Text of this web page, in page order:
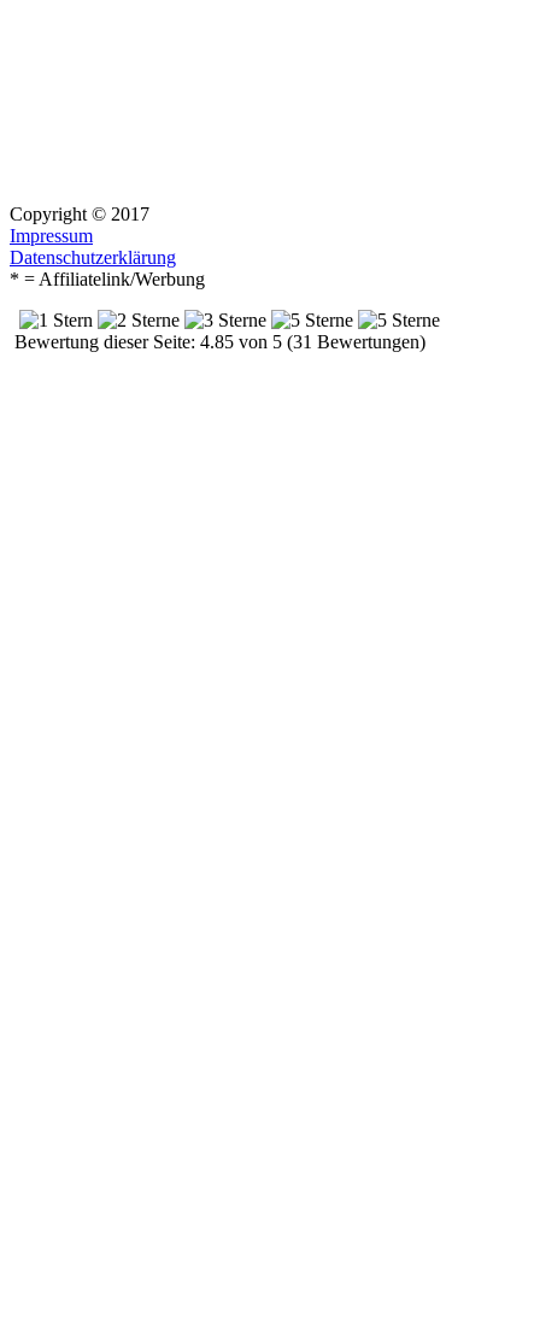
Copyright © 2017
Impressum
Datenschutzerklärung
* = Affiliatelink/Werbung
Bewertung dieser Seite: 4.85 von 5 (31 Bewertungen)